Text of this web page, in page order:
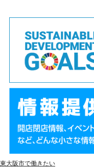
東大阪市で働きたい